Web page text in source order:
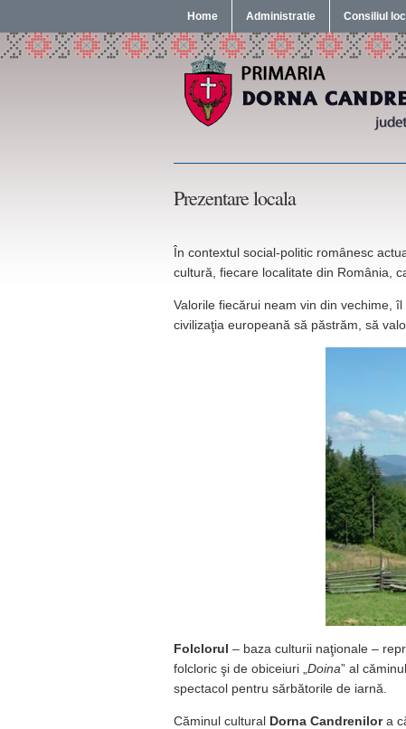
Home Administratie Consiliul
Prezentare locala
În contextul social-politic românesc
cultură, fiecare localitate din România,
Valorile fiecărui neam vin din vechime,
civilizaţia europeană să păstrăm, să
Folclorul – baza culturii naţionale –
folcloric şi de obiceiuri „ Doina” al
spectacol pentru sărbătorile de iarnă.
Căminul cultural Dorna Candrenilora